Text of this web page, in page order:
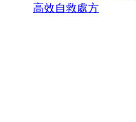
高效自救處方